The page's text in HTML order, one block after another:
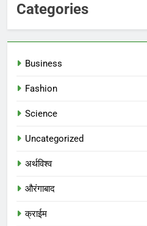
Categories
Business
Fashion
Science
Uncategorized
अर्थविश्व
औरंगाबाद
क्राईम